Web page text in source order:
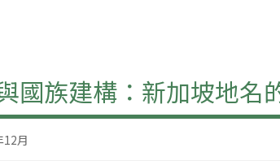
國族建構：新加坡地名
12月